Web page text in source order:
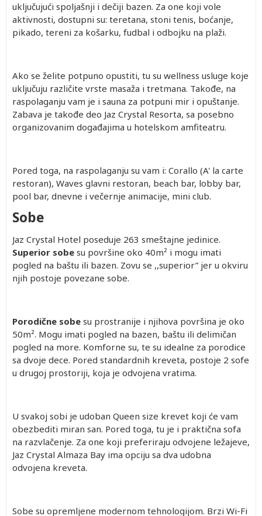
uključujući spoljašnji i dečiji bazen. Za one koji vole
aktivnosti, dostupni su: teretana, stoni tenis, boćanje,
pikado, tereni za košarku, fudbal i odbojku na plaži.
Ako se želite potpuno opustiti, tu su wellness usluge koje
uključuju različite vrste masaža i tretmana. Takođe, na
raspolaganju vam je i sauna za potpuni mir i opuštanje.
Zabava je takođe deo Jaz Crystal Resorta, sa posebno
organizovanim događajima u hotelskom amfiteatru.
Pored toga, na raspolaganju su vam i: Corallo (A' la carte
restoran), Waves glavni restoran, beach bar, lobby bar,
pool bar, dnevne i večernje animacije, mini club.
Sobe
Jaz Crystal Hotel poseduje 263 smeštajne jedinice.
Superior sobe su površine oko 40m² i mogu imati
pogled na baštu ili bazen. Zovu se ,,superior” jer u okviru
njih postoje povezane sobe.
Porodične sobe su prostranije i njihova površina je oko
50m². Mogu imati pogled na bazen, baštu ili delimičan
pogled na more. Komforne su, te su idealne za porodice
sa dvoje dece. Pored standardnih kreveta, postoje 2 sofe
u drugoj prostoriji, koja je odvojena vratima.
U svakoj sobi je udoban Queen size krevet koji će vam
obezbediti miran san. Pored toga, tu je i praktična sofa
na razvlačenje. Za one koji preferiraju odvojene ležajeve,
Jaz Crystal Almaza Bay ima opciju sa dva udobna
odvojena kreveta.
Sobe su opremljene modernom tehnologijom. Brzi Wi-Fi